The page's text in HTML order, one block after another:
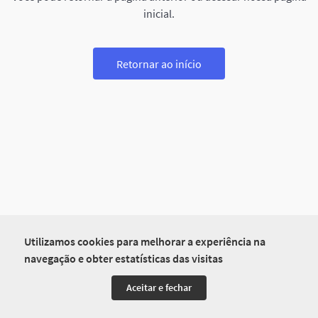
Utilizamos cookies para melhorar a experiência na
navegação e obter estatísticas das visitas
Aceitar e fechar
inicial.
Retornar ao início